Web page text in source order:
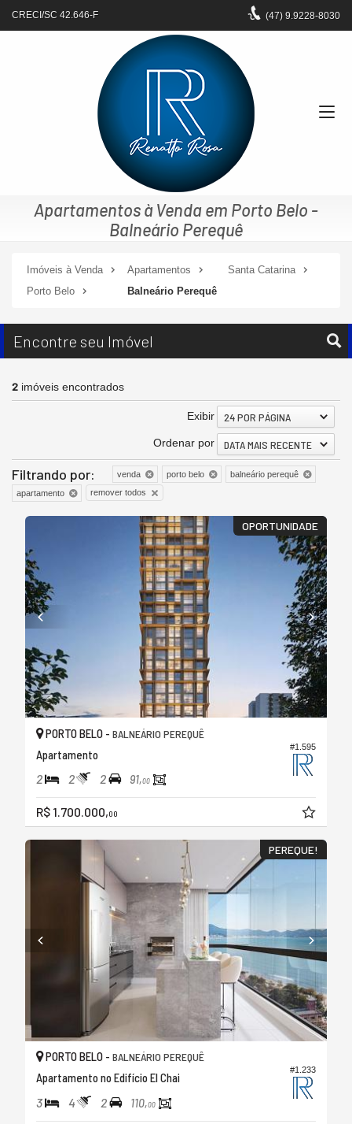
CRECI/SC 42.646-F (47) 9.9228-8030
Apartamentos à Venda em Porto Belo -
Balneário Perequê
Imóveis à Venda Apartamentos
Santa Catarina
Porto Belo
Balneário Perequê
Encontre seu Imóvel
2 imóveis encontrados
Exibir 24 POR PÁGINA
Ordenar por DATA MAIS RECENTE
Filtrando por: venda porto belo
balneário perequê
apartamento
remover todos
OPORTUNIDADE
#1.595
PORTO BELO - BALNEÁRIO PEREQUÊ
Apartamento
2 2 2 91,00
R$ 1.700.000,00
PEREQUE!
#1.233
PORTO BELO - BALNEÁRIO PEREQUÊ
Apartamento no Edifício El Chai
3 4 2 110,00